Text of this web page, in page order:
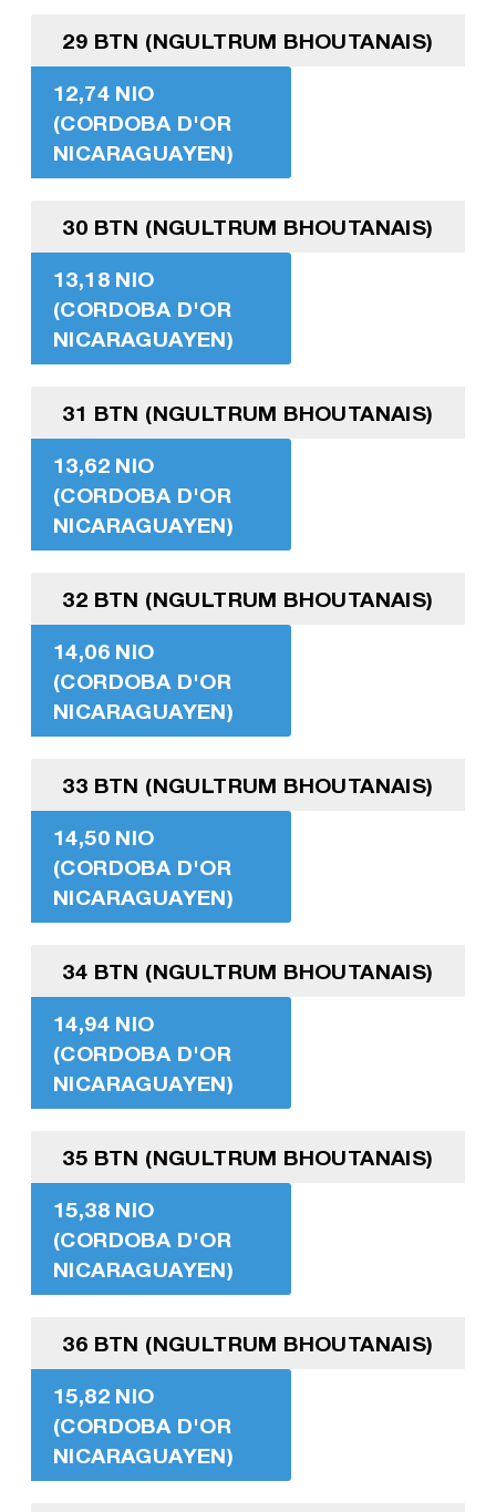
29 BTN (NGULTRUM BHOUTANAIS)
12,74 NIO
(CORDOBA D'OR
NICARAGUAYEN)
30 BTN (NGULTRUM BHOUTANAIS)
13,18 NIO
(CORDOBA D'OR
NICARAGUAYEN)
31 BTN (NGULTRUM BHOUTANAIS)
13,62 NIO
(CORDOBA D'OR
NICARAGUAYEN)
32 BTN (NGULTRUM BHOUTANAIS)
14,06 NIO
(CORDOBA D'OR
NICARAGUAYEN)
33 BTN (NGULTRUM BHOUTANAIS)
14,50 NIO
(CORDOBA D'OR
NICARAGUAYEN)
34 BTN (NGULTRUM BHOUTANAIS)
14,94 NIO
(CORDOBA D'OR
NICARAGUAYEN)
35 BTN (NGULTRUM BHOUTANAIS)
15,38 NIO
(CORDOBA D'OR
NICARAGUAYEN)
36 BTN (NGULTRUM BHOUTANAIS)
15,82 NIO
(CORDOBA D'OR
NICARAGUAYEN)